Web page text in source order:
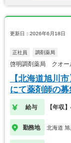
更新日：2026年6月18日
正社員 調剤薬局
啓明調剤薬局 クオー
【北海道旭川
にて薬剤師の募
給与 【年収
勤務地 北海道 旭